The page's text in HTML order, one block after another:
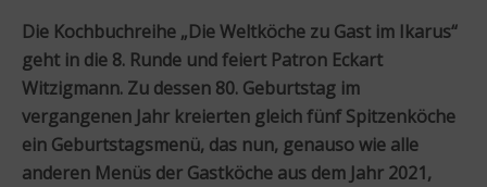
Die Kochbuchreihe „Die Weltköche zu Gast im Ikarus“
geht in die 8. Runde und feiert Patron Eckart
Witzigmann. Zu dessen 80. Geburtstag im
vergangenen Jahr kreierten gleich fünf Spitzenköche
ein Geburtstagsmenü, das nun, genauso wie alle
anderen Menüs der Gastköche aus dem Jahr 2021,